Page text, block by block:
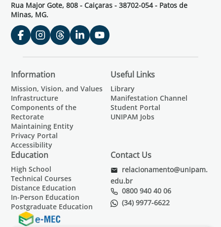
Rua Major Gote, 808 - Caiçaras - 38702-054 - Patos de
Minas, MG.
Information
Mission, Vision, and Values
Infrastructure
Components of the
Rectorate
Maintaining Entity
Privacy Portal
Accessibility
Useful Links
Library
Manifestation Channel
Student Portal
UNIPAM Jobs
Education
High School
Technical Courses
Distance Education
In-Person Education
Postgraduate Education
Contact Us
relacionamento@unipam.
edu.br
0800 940 40 06
(34) 9977-6622